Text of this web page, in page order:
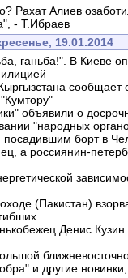
Рахат Алиев
- Т.Ибраев
19.01.2014
ганьба!". В Киеве
сообщает
объявили о
"народных
борт в
а россиянин-
(Пакистан)
Денис Кузин
и другие